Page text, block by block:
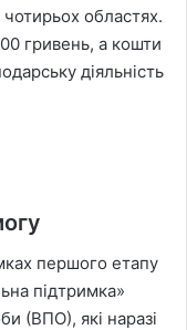
областях.
гривень, а кошти
діяльність
першого етапу
підтримка»
(ВПО), які наразі